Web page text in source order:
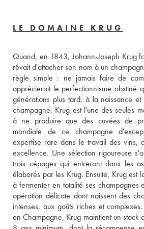
LE DOMAINE KRUG
Quand, en 1843, Johann-Joseph Krug
rêvait d'attacher son nom à un
règle simple : ne jamais faire de
apprécierait le perfectionnisme obstiné
générations plus tard, à la naissance
champagne. Krug est l'une des seules
à ne produire que des cuvées de
mondiale de ce champagne
expertise rare dans le travail des vins,
excellence. Une sélection rigoureuse
trois cépages qui entreront dans les
élaborés par les Krug. Ensuite, Krug est
à fermenter en totalité ses champagnes
opération délicate dont naissent des
intenses, aux goûts riches et
en Champagne, Krug maintient un stock